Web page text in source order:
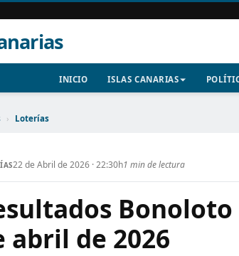
INICIO ISLAS CANARIAS
› Loterías
22 de Abril de 2026 · 22:30h1 min de lectura
abril de 2026